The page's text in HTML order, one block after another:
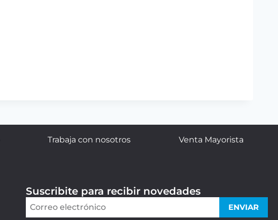
Trabaja con nosotros Venta Mayorista
Suscribite para recibir novedades
ENVIAR